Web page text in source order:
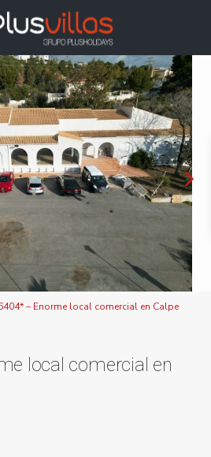
– Enorme local comercial en Calpe
local comercial en